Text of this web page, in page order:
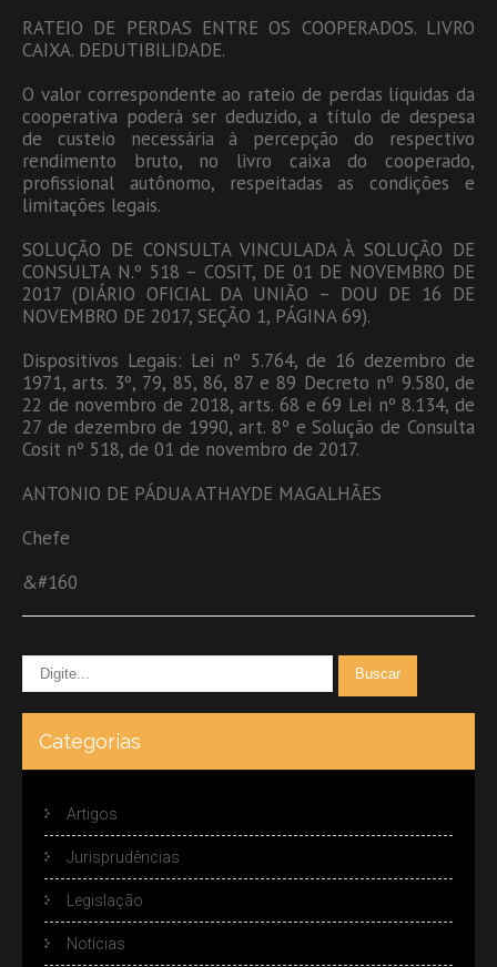
RATEIO DE PERDAS ENTRE OS COOPERADOS. LIVRO
CAIXA. DEDUTIBILIDADE.
O valor correspondente ao rateio de perdas líquidas da
cooperativa poderá ser deduzido, a título de despesa
de custeio necessária à percepção do respectivo
rendimento bruto, no livro caixa do cooperado,
profissional autônomo, respeitadas as condições e
limitações legais.
SOLUÇÃO DE CONSULTA VINCULADA À SOLUÇÃO DE
CONSULTA N.º 518 – COSIT, DE 01 DE NOVEMBRO DE
2017 (DIÁRIO OFICIAL DA UNIÃO – DOU DE 16 DE
NOVEMBRO DE 2017, SEÇÃO 1, PÁGINA 69).
Dispositivos Legais: Lei nº 5.764, de 16 dezembro de
1971, arts. 3º, 79, 85, 86, 87 e 89 Decreto nº 9.580, de
22 de novembro de 2018, arts. 68 e 69 Lei nº 8.134, de
27 de dezembro de 1990, art. 8º e Solução de Consulta
Cosit nº 518, de 01 de novembro de 2017.
ANTONIO DE PÁDUA ATHAYDE MAGALHÃES
Chefe
&#160
Categorias
Artigos
Jurisprudências
Legislação
Notícias